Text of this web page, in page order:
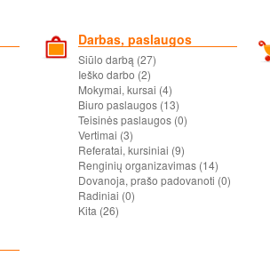
Darbas, paslaugos
Siūlo darbą (27)
Ieško darbo (2)
Mokymai, kursai (4)
Biuro paslaugos (13)
Teisinės paslaugos (0)
Vertimai (3)
Referatai, kursiniai (9)
Renginių organizavimas (14)
Dovanoja, prašo padovanoti (0)
Radiniai (0)
Kita (26)